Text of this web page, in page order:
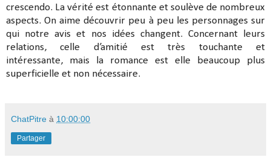
crescendo. La vérité est étonnante et soulève de nombreux
aspects. On aime découvrir peu à peu les personnages sur
qui notre avis et nos idées changent. Concernant leurs
relations, celle d’amitié est très touchante et
intéressante, mais la romance est elle beaucoup plus
superficielle et non nécessaire.
ChatPitre à 10:00:00
Partager